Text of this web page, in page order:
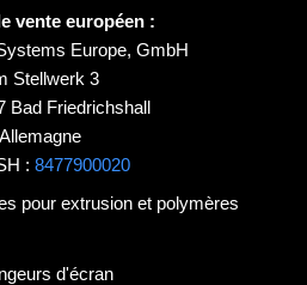
vente européen :
Europe, GmbH
Stellwerk 3
Bad Friedrichshall
Allemagne
: 8477900020
pour extrusion et polymères
d'écran